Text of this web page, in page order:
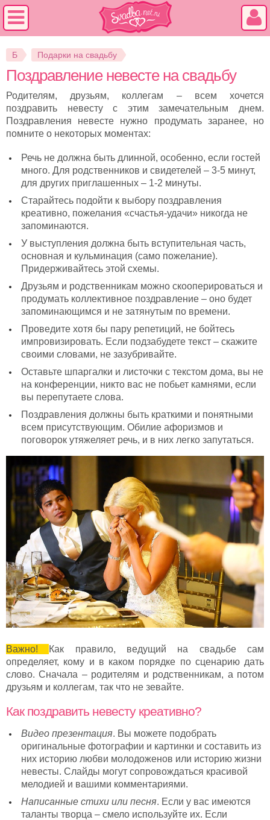
Б Подарки на свадьбу
Поздравление невесте на свадьбу
Родителям, друзьям, коллегам – всем хочется
поздравить невесту с этим замечательным днем.
Поздравления невесте нужно продумать заранее, но
помните о некоторых моментах:
Речь не должна быть длинной, особенно, если гостей
много. Для родственников и свидетелей – 3-5 минут,
для других приглашенных – 1-2 минуты.
Старайтесь подойти к выбору поздравления
креативно, пожелания «счастья-удачи» никогда не
запоминаются.
У выступления должна быть вступительная часть,
основная и кульминация (само пожелание).
Придерживайтесь этой схемы.
Друзьям и родственникам можно скооперироваться и
продумать коллективное поздравление – оно будет
запоминающимся и не затянутым по времени.
Проведите хотя бы пару репетиций, не бойтесь
импровизировать. Если подзабудете текст – скажите
своими словами, не зазубривайте.
Оставьте шпаргалки и листочки с текстом дома, вы не
на конференции, никто вас не побьет камнями, если
вы перепутаете слова.
Поздравления должны быть краткими и понятными
всем присутствующим. Обилие афоризмов и
поговорок утяжеляет речь, и в них легко запутаться.
Важно! Как правило, ведущий на свадьбе сам
определяет, кому и в каком порядке по сценарию дать
слово. Сначала – родителям и родственникам, а потом
друзьям и коллегам, так что не зевайте.
Как поздравить невесту креативно?
Видео презентация. Вы можете подобрать
оригинальные фотографии и картинки и составить из
них историю любви молодоженов или историю жизни
невесты. Слайды могут сопровождаться красивой
мелодией и вашими комментариями.
Написанные стихи или песня. Если у вас имеются
таланты творца – смело используйте их. Если